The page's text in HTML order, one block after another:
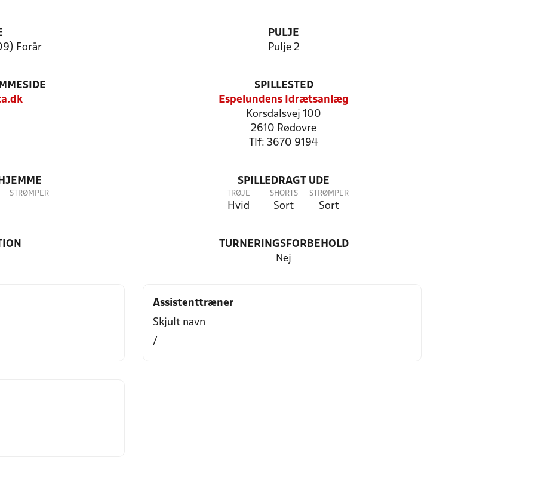
Forår
PULJE
Pulje 2
SPILLESTED
Espelundens Idrætsanlæg
Korsdalsvej 100
2610 Rødovre
Tlf: 3670 9194
STRØMPER
SPILLEDRAGT UDE
TRØJE
Hvid
SHORTS
Sort
STRØMPER
Sort
TURNERINGSFORBEHOLD
Nej
Assistenttræner
Skjult navn
/